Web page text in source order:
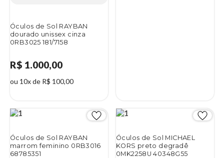
Óculos de Sol RAYBAN
dourado unissex cinza
0RB3025 181/7158
R$ 1.000,00
ou 10x de R$ 100,00
Óculos de Sol RAYBAN
marrom feminino 0RB3016
68785351
Óculos de Sol MICHAEL
KORS preto degradê
0MK2258U 40348G55